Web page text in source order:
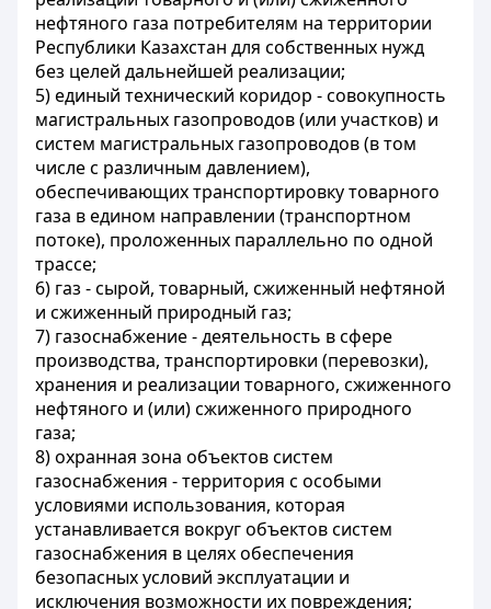
нефтяного газа потребителям на территории
Республики Казахстан для собственных нужд
без целей дальнейшей реализации;
5) единый технический коридор - совокупность
магистральных газопроводов (или участков) и
систем магистральных газопроводов (в том
числе с различным давлением),
обеспечивающих транспортировку товарного
газа в едином направлении (транспортном
потоке), проложенных параллельно по одной
трассе;
6) газ - сырой, товарный, сжиженный нефтяной
и сжиженный природный газ;
7) газоснабжение - деятельность в сфере
производства, транспортировки (перевозки),
хранения и реализации товарного, сжиженного
нефтяного и (или) сжиженного природного
газа;
8) охранная зона объектов систем
газоснабжения - территория с особыми
условиями использования, которая
устанавливается вокруг объектов систем
газоснабжения в целях обеспечения
безопасных условий эксплуатации и
исключения возможности их повреждения;